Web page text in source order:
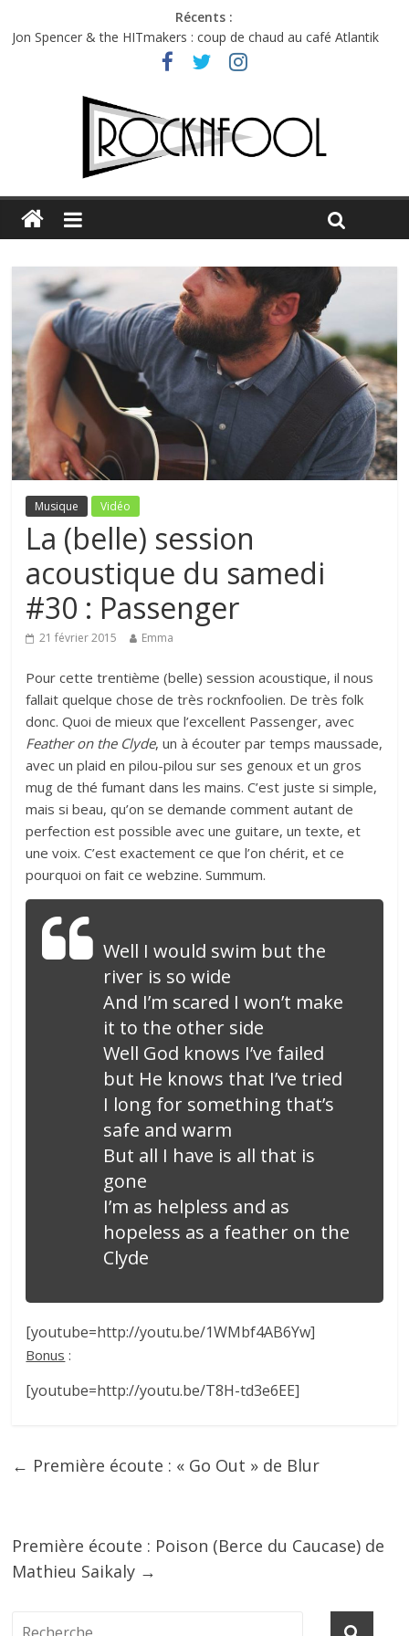
Récents :
Jon Spencer & the HITmakers : coup de chaud au café Atlantik
Hellfest 2026 vendredi : température et émotions en hausse
Hellfest 2026 jeudi : impossible de choisir entre chaleur et bonne
Première édition du Midgard Festival : entre bière, métal et
Charlie Puth à l’Olympia : la leçon de pop du Professeur Puth
Musique Vidéo
La (belle) session
acoustique du samedi
#30 : Passenger
21 février 2015 Emma
Pour cette trentième (belle) session acoustique, il nous
fallait quelque chose de très rocknfoolien. De très folk
donc. Quoi de mieux que l’excellent Passenger, avec
Feather on the Clyde, un à écouter par temps maussade,
avec un plaid en pilou-pilou sur ses genoux et un gros
mug de thé fumant dans les mains. C’est juste si simple,
mais si beau, qu’on se demande comment autant de
perfection est possible avec une guitare, un texte, et
une voix. C’est exactement ce que l’on chérit, et ce
pourquoi on fait ce webzine. Summum.
Well I would swim but the
river is so wide
And I’m scared I won’t make
it to the other side
Well God knows I’ve failed
but He knows that I’ve tried
I long for something that’s
safe and warm
But all I have is all that is
gone
I’m as helpless and as
hopeless as a feather on the
Clyde
[youtube=http://youtu.be/1WMbf4AB6Yw]
Bonus :
[youtube=http://youtu.be/T8H-td3e6EE]
← Première écoute : « Go Out » de Blur
Première écoute : Poison (Berce du Caucase) de
Mathieu Saikaly →